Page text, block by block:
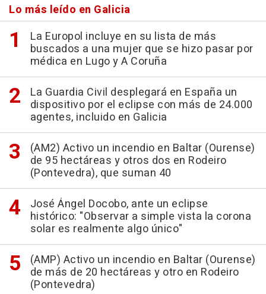
Lo más leído en Galicia
La Europol incluye en su lista de más
buscados a una mujer que se hizo pasar por
médica en Lugo y A Coruña
La Guardia Civil desplegará en España un
dispositivo por el eclipse con más de 24.000
agentes, incluido en Galicia
(AM2) Activo un incendio en Baltar (Ourense)
de 95 hectáreas y otros dos en Rodeiro
(Pontevedra), que suman 40
José Ángel Docobo, ante un eclipse
histórico: "Observar a simple vista la corona
solar es realmente algo único"
(AMP) Activo un incendio en Baltar (Ourense)
de más de 20 hectáreas y otro en Rodeiro
(Pontevedra)